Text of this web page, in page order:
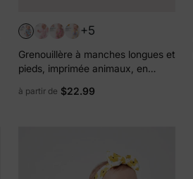
+5
Grenouillère à manches longues et
pieds, imprimée animaux, en
fermeture éclair à double sens et
à partir de $22.99